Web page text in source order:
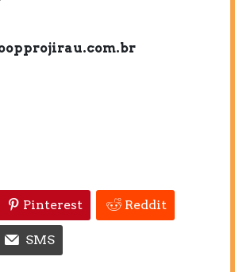
Pinterest Reddit
SMS